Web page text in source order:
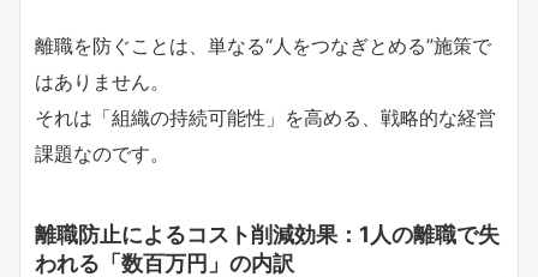
離職を防ぐことは、単なる“人をつなぎとめる”施策で
はありません。
それは「組織の持続可能性」を高める、戦略的な経営
課題なのです。
離職防止によるコスト削減効果：1人の離職で失
われる「数百万円」の内訳